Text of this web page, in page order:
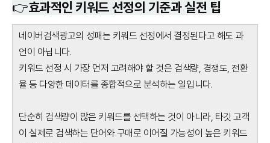
👉효과적인 키워드 선정의 기준과 실전 팁
네이버검색광고의 성패는 키워드 선정에서 결정된다고 해도 과
언이 아닙니다.
키워드 선정 시 가장 먼저 고려해야 할 것은 검색량, 경쟁도, 전환
율 등 다양한 데이터를 종합적으로 분석하는 일입니다.
단순히 검색량이 많은 키워드를 선택하는 것이 아니라, 타깃 고객
이 실제로 검색하는 단어와 구매로 이어질 가능성이 높은 키워드